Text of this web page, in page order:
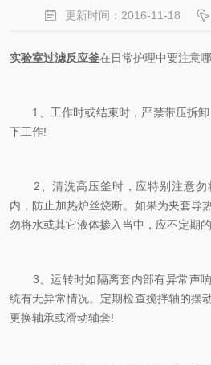
更新时间：2016-11-18
实验室过滤反应釜在日常护理中要注意
1、工作时或结束时，严禁带压拆卸!
下工作!
2、清洗高压釜时，应特别注意勿
内，防止加热炉丝烧断。如果为夹套导
勿将水或其它液体掺入当中，应不定期
3、运转时如隔离套内部有异常声响
统有无异常情况。定期检查搅拌轴的摆
更换轴承或滑动轴套!